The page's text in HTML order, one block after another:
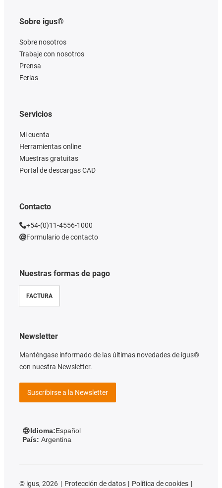
Sobre igus®
Sobre nosotros
Trabaje con nosotros
Prensa
Ferias
Nuestras formas de pago
FACTURA
Servicios
Mi cuenta
Herramientas online
Muestras gratuitas
Portal de descargas CAD
Contacto
+54-(0)11-4556-1000
Formulario de contacto
Newsletter
Manténgase informado de las últimas novedades de igus®
con nuestra Newsletter.
Suscribirse a la Newsletter
Idioma:Español
País: Argentina
© igus, 2026 Protección de datos
Política de cookies